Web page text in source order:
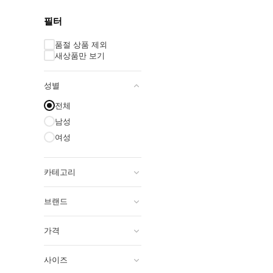
필터
품절 상품 제외
새상품만 보기
성별
전체
남성
여성
카테고리
브랜드
가격
사이즈